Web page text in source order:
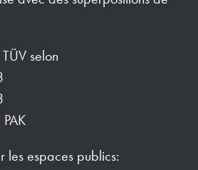
selon
les espaces publics: